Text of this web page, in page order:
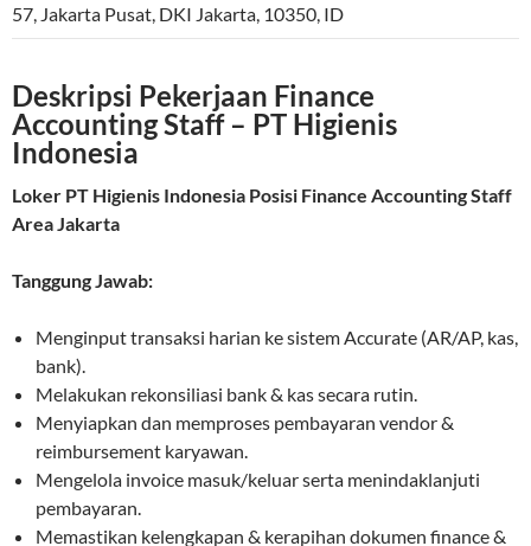
57, Jakarta Pusat, DKI Jakarta, 10350, ID
Deskripsi Pekerjaan Finance
Accounting Staff – PT Higienis
Indonesia
Loker PT Higienis Indonesia Posisi Finance Accounting Staff
Area Jakarta
Tanggung Jawab:
Menginput transaksi harian ke sistem Accurate (AR/AP, kas,
bank).
Melakukan rekonsiliasi bank & kas secara rutin.
Menyiapkan dan memproses pembayaran vendor &
reimbursement karyawan.
Mengelola invoice masuk/keluar serta menindaklanjuti
pembayaran.
Memastikan kelengkapan & kerapihan dokumen finance &